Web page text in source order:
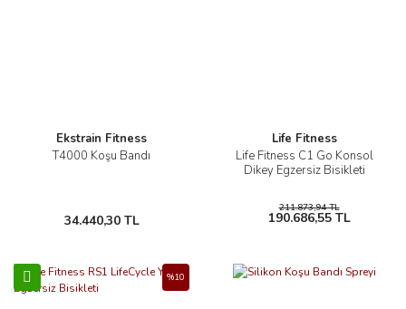
Ekstrain Fitness
T4000 Koşu Bandı
34.440,30 TL
Life Fitness
Life Fitness C1 Go Konsol
Dikey Egzersiz Bisikleti
211.873,94 TL
190.686,55 TL
%10